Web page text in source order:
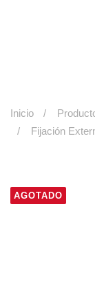
Inicio
Fijación
AGOTADO